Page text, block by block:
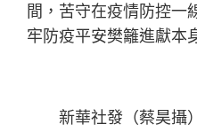
間，苦守在疫情防控一
牢防疫平安樊籬進獻本
新華社發（蔡昊攝）